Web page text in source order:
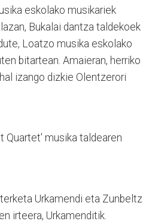
eskolako musikariek
Bukalai dantza taldekoek
Loatzo musika eskolako
bitartean. Amaieran, herriko
izango dizkie Olentzerori
Quartet' musika taldearen
Urkamendi eta Zunbeltz
irteera, Urkamenditik.